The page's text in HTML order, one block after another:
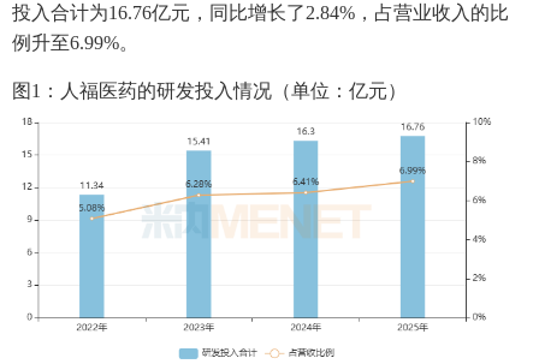
投入合计为16.76亿元，同比增长了2.84%，占营业收入的比
例升至6.99%。
图1：人福医药的研发投入情况（单位：亿元）